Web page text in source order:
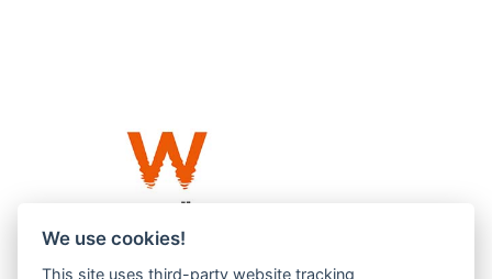
We use cookies!
This site uses third-party website tracking